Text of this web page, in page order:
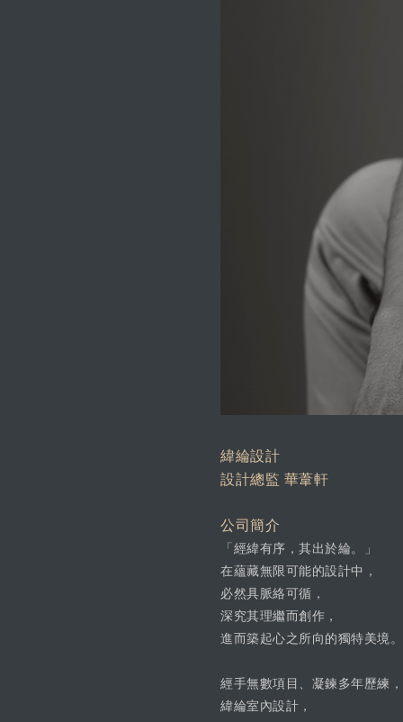
緯綸設計
設計總監 華葦軒
公司簡介
「經緯有序，其出於綸。」
在蘊藏無限可能的設計中，
必然具脈絡可循，
深究其理繼而創作，
進而築起心之所向的獨特美境。
經手無數項目、凝鍊多年歷練，
緯綸室內設計，